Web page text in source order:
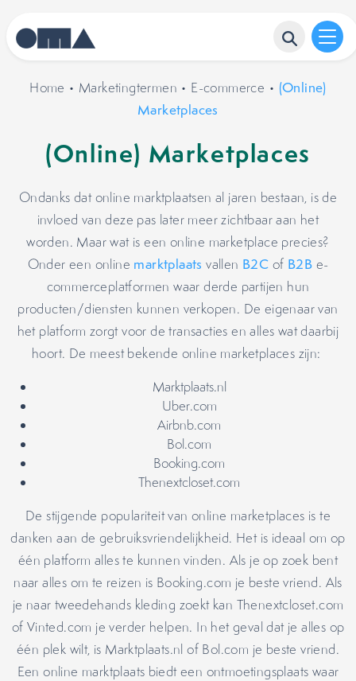
Home • Marketingtermen • E-commerce • (Online)
Marketplaces
(Online) Marketplaces
Ondanks dat online marktplaatsen al jaren bestaan, is de
invloed van deze pas later meer zichtbaar aan het
worden. Maar wat is een online marketplace precies?
Onder een online marktplaats vallen B2C of B2B e-
commerceplatformen waar derde partijen hun
producten/diensten kunnen verkopen. De eigenaar van
het platform zorgt voor de transacties en alles wat daarbij
hoort. De meest bekende online marketplaces zijn:
Marktplaats.nl
Uber.com
Airbnb.com
Bol.com
Booking.com
Thenextcloset.com
De stijgende populariteit van online marketplaces is te
danken aan de gebruiksvriendelijkheid. Het is ideaal om op
één platform alles te kunnen vinden. Als je op zoek bent
naar alles om te reizen is Booking.com je beste vriend. Als
je naar tweedehands kleding zoekt kan Thenextcloset.com
of Vinted.com je verder helpen. In het geval dat je alles op
één plek wilt, is Marktplaats.nl of Bol.com je beste vriend.
Een online marktplaats biedt een ontmoetingsplaats waar